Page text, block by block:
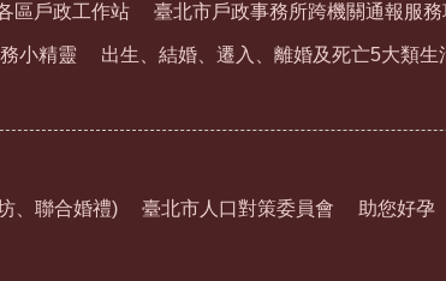
區戶政工作站 臺北市戶政事務所跨機關通報服務
小精靈 出生、結婚、遷入、離婚及死亡5大類生
、聯合婚禮) 臺北市人口對策委員會 助您好孕